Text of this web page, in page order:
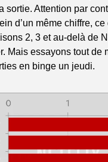
sortie. Attention par
d’un même chiffre,
2, 3 et au-delà de
Mais essayons tout de
en binge un jeudi.